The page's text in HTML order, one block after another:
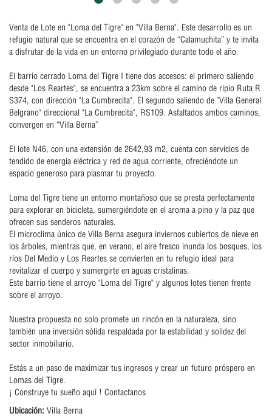
Venta de Lote en "Loma del Tigre" en "Villa Berna". Este desarrollo es un
refugio natural que se encuentra en el corazón de “Calamuchita” y te invita
a disfrutar de la vida en un entorno privilegiado durante todo el año.
El barrio cerrado Loma del Tigre I tiene dos accesos: el primero saliendo
desde "Los Reartes", se encuentra a 23km sobre el camino de ripio Ruta R
S374, con dirección "La Cumbrecita". El segundo saliendo de "Villa General
Belgrano" direccional "La Cumbrecita", RS109. Asfaltados ambos caminos,
convergen en “Villa Berna”
El lote N46, con una extensión de 2642,93 m2, cuenta con servicios de
tendido de energía eléctrica y red de agua corriente, ofreciéndote un
espacio generoso para plasmar tu proyecto.
Loma del Tigre tiene un entorno montañoso que se presta perfectamente
para explorar en bicicleta, sumergiéndote en el aroma a pino y la paz que
ofrecen sus senderos naturales.
El microclima único de Villa Berna asegura inviernos cubiertos de nieve en
los árboles, mientras que, en verano, el aire fresco inunda los bosques, los
ríos Del Medio y Los Reartes se convierten en tu refugio ideal para
revitalizar el cuerpo y sumergirte en aguas cristalinas.
Este barrio tiene el arroyo "Loma del Tigre" y algunos lotes tienen frente
sobre el arroyo.
Nuestra propuesta no solo promete un rincón en la naturaleza, sino
también una inversión sólida respaldada por la estabilidad y solidez del
sector inmobiliario.
Estás a un paso de maximizar tus ingresos y crear un futuro próspero en
Lomas del Tigre.
¡ Construye tu sueño aquí ! Contactanos
Ubicación: Villa Berna